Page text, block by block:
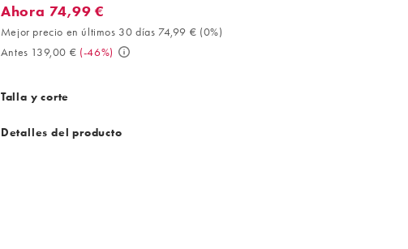
Ahora 74,99 €. Mejor precio en últimos 30 días 74,99 € (0%). Antes
Ahora 74,99 €
Mejor precio en últimos 30 días 74,99 € (0%)
Antes 139,00 € (-46%)
Talla y corte
Detalles del producto